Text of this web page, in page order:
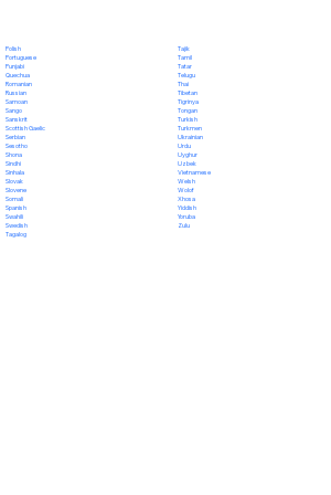
Polish
Portuguese
Punjabi
Quechua
Romanian
Russian
Samoan
Sango
Sanskrit
Scottish Gaelic
Serbian
Sesotho
Shona
Sindhi
Sinhala
Slovak
Slovene
Somali
Spanish
Swahili
Swedish
Tagalog
Tajik
Tamil
Tatar
Telugu
Thai
Tibetan
Tigrinya
Tongan
Turkish
Turkmen
Ukrainian
Urdu
Uyghur
Uzbek
Vietnamese
Welsh
Wolof
Xhosa
Yiddish
Yoruba
Zulu